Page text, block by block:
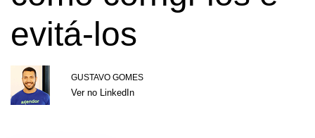
evitá-los
GUSTAVO GOMES
Ver no LinkedIn